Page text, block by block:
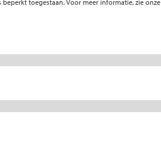
toegestaan. Voor meer informatie, zie onze